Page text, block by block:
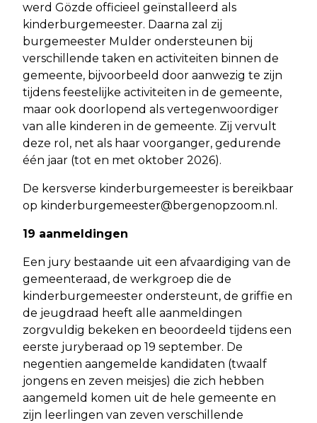
werd Gözde officieel geïnstalleerd als
kinderburgemeester. Daarna zal zij
burgemeester Mulder ondersteunen bij
verschillende taken en activiteiten binnen de
gemeente, bijvoorbeeld door aanwezig te zijn
tijdens feestelijke activiteiten in de gemeente,
maar ook doorlopend als vertegenwoordiger
van alle kinderen in de gemeente. Zij vervult
deze rol, net als haar voorganger, gedurende
één jaar (tot en met oktober 2026).
De kersverse kinderburgemeester is bereikbaar
op kinderburgemeester@bergenopzoom.nl .
19 aanmeldingen
Een jury bestaande uit een afvaardiging van de
gemeenteraad, de werkgroep die de
kinderburgemeester ondersteunt, de griffie en
de jeugdraad heeft alle aanmeldingen
zorgvuldig bekeken en beoordeeld tijdens een
eerste juryberaad op 19 september. De
negentien aangemelde kandidaten (twaalf
jongens en zeven meisjes) die zich hebben
aangemeld komen uit de hele gemeente en
zijn leerlingen van zeven verschillende